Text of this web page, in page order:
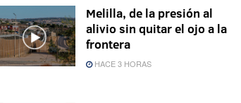
Melilla, de la presión al
alivio sin quitar el ojo a la
frontera
HACE 3 HORAS